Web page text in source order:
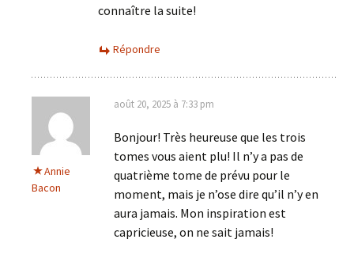
connaître la suite!
Répondre
Annie
Bacon
août 20, 2025 à 7:33 pm
Bonjour! Très heureuse que les trois
tomes vous aient plu! Il n’y a pas de
quatrième tome de prévu pour le
moment, mais je n’ose dire qu’il n’y en
aura jamais. Mon inspiration est
capricieuse, on ne sait jamais!